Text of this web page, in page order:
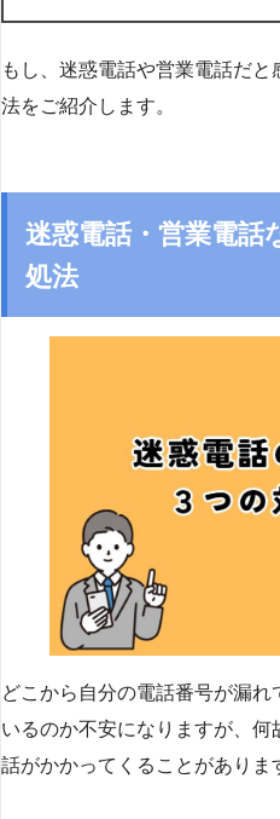
もし、迷惑電話や営業電話だ
法をご紹介します。
迷惑電話・営業電話
処法
どこから自分の電話番号が漏
いるのか不安になりますが、
話がかかってくることがありま